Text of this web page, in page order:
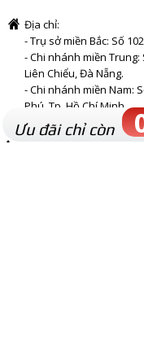
Địa chỉ:
- Trụ sở miền Bắc: Số
- Chi nhánh miền
Liên Chiểu, Đà Nẵng.
- Chi nhánh miền Nam:
Phú, Tp. Hồ Chí Minh
- Nhà máy: Hoà Thạch,
Ưu đãi chỉ còn